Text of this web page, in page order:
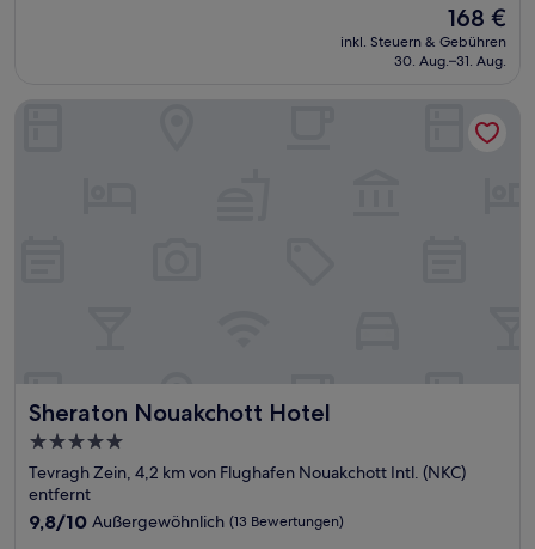
Der
Preis
beträgt
168 €
inkl. Steuern & Gebühren
30. Aug.–31. Aug.
Sheraton Nouakchott Hotel
Sheraton Nouakchott Hotel
5.0-
Sterne-
Unterkunft
Tevragh Zein, 4,2 km von Flughafen Nouakchott Intl. (NKC)
entfernt
9.8
9,8/10 Außergewöhnlich (13 Bewertungen)
Sheraton Nouakchott Hotel